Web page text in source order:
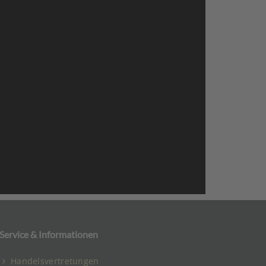
Service & Informationen
Handelsvertretungen